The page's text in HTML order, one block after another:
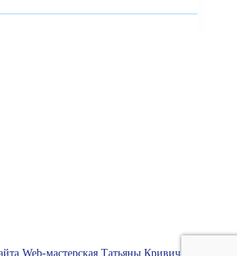
Web-мастерская Татьяны Кривич